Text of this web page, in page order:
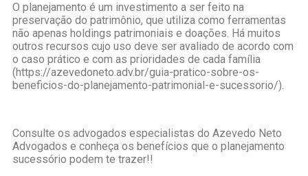
O planejamento é um investimento a ser feito na
preservação do patrimônio, que utiliza como ferramentas
não apenas holdings patrimoniais e doações. Há muitos
outros recursos cujo uso deve ser avaliado de acordo com
o caso prático e com as prioridades de cada família
(https://azevedoneto.adv.br/guia-pratico-sobre-os-
beneficios-do-planejamento-patrimonial-e-sucessorio/).
Consulte os advogados especialistas do Azevedo Neto
Advogados e conheça os benefícios que o planejamento
sucessório podem te trazer!!